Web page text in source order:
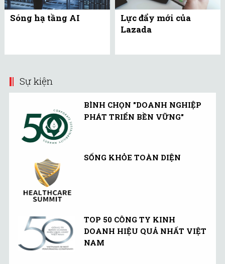
Sóng hạ tầng AI
Lực đẩy mới của
Lazada
Sự kiện
BÌNH CHỌN "DOANH NGHIỆP
PHÁT TRIỂN BỀN VỮNG"
SỐNG KHỎE TOÀN DIỆN
TOP 50 CÔNG TY KINH
DOANH HIỆU QUẢ NHẤT VIỆT
NAM